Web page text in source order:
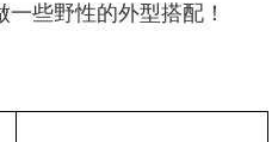
些野性的外型搭配！